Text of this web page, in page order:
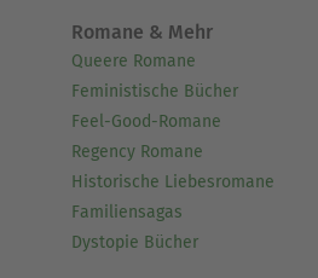
Romane & Mehr
Queere Romane
Feministische Bücher
Feel-Good-Romane
Regency Romane
Historische Liebesromane
Familiensagas
Dystopie Bücher